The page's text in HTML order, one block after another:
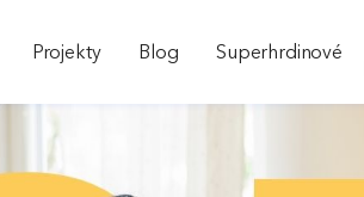
Projekty Blog Superhrdinové